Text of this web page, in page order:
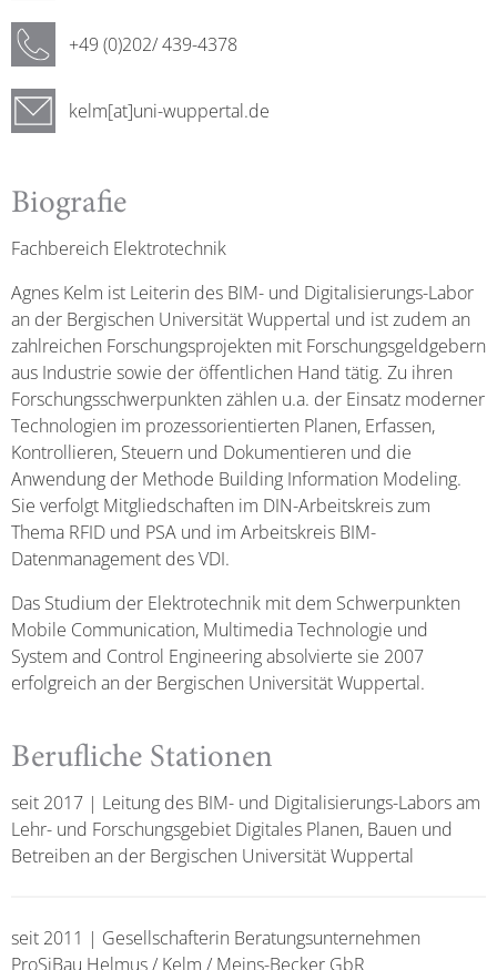
+49 (0)202/ 439-4378
kelm[at]uni-wuppertal.de
Biografie
Fachbereich Elektrotechnik
Agnes Kelm ist Leiterin des BIM- und Digitalisierungs-Labor
an der Bergischen Universität Wuppertal und ist zudem an
zahlreichen Forschungsprojekten mit Forschungsgeldgebern
aus Industrie sowie der öffentlichen Hand tätig. Zu ihren
Forschungsschwerpunkten zählen u.a. der Einsatz moderner
Technologien im prozessorientierten Planen, Erfassen,
Kontrollieren, Steuern und Dokumentieren und die
Anwendung der Methode Building Information Modeling.
Sie verfolgt Mitgliedschaften im DIN-Arbeitskreis zum
Thema RFID und PSA und im Arbeitskreis BIM-
Datenmanagement des VDI.
Das Studium der Elektrotechnik mit dem Schwerpunkten
Mobile Communication, Multimedia Technologie und
System and Control Engineering absolvierte sie 2007
erfolgreich an der Bergischen Universität Wuppertal.
Berufliche Stationen
seit 2017 | Leitung des BIM- und Digitalisierungs-Labors am
Lehr- und Forschungsgebiet Digitales Planen, Bauen und
Betreiben an der Bergischen Universität Wuppertal
seit 2011 | Gesellschafterin Beratungsunternehmen
ProSiBau Helmus / Kelm / Meins-Becker GbR